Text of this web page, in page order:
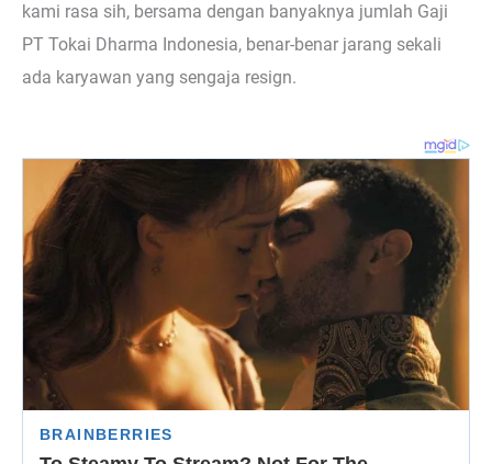
kami rasa sih, bersama dengan banyaknya jumlah Gaji
PT Tokai Dharma Indonesia, benar-benar jarang sekali
ada karyawan yang sengaja resign.